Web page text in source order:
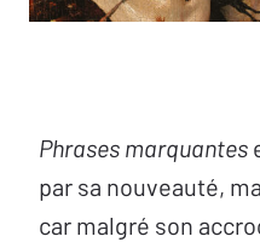
Phrases marquantes
par sa nouveauté,
car malgré son